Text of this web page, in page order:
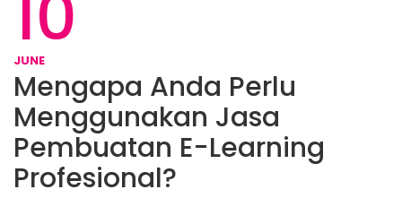
JUNE
Mengapa Anda Perlu
Menggunakan Jasa
Pembuatan E-Learning
Profesional?